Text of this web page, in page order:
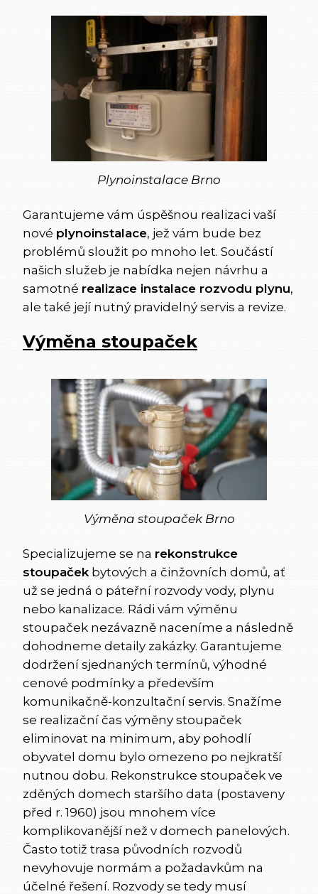
Plynoinstalace Brno
Garantujeme vám úspěšnou realizaci vaší
nové plynoinstalace, jež vám bude bez
problémů sloužit po mnoho let. Součástí
našich služeb je nabídka nejen návrhu a
samotné realizace instalace rozvodu plynu,
ale také její nutný pravidelný servis a revize.
Výměna stoupaček
Výměna stoupaček Brno
Specializujeme se na rekonstrukce
stoupaček bytových a činžovních domů, ať
už se jedná o páteřní rozvody vody, plynu
nebo kanalizace. Rádi vám výměnu
stoupaček nezávazně naceníme a následně
dohodneme detaily zakázky. Garantujeme
dodržení sjednaných termínů, výhodné
cenové podmínky a především
komunikačně-konzultační servis. Snažíme
se realizační čas výměny stoupaček
eliminovat na minimum, aby pohodlí
obyvatel domu bylo omezeno po nejkratší
nutnou dobu. Rekonstrukce stoupaček ve
zděných domech staršího data (postaveny
před r. 1960) jsou mnohem více
komplikovanější než v domech panelových.
Často totiž trasa původních rozvodů
nevyhovuje normám a požadavkům na
účelné řešení. Rozvody se tedy musí